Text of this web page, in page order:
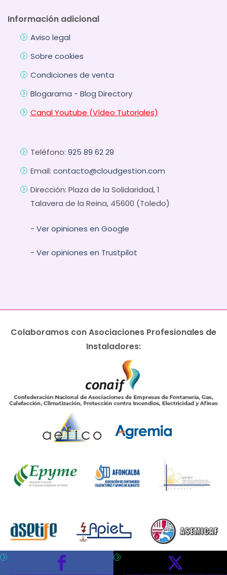
Información adicional
Aviso legal
Sobre cookies
Condiciones de venta
Blogarama - Blog Directory
Canal Youtube (Vídeo Tutoriales)
Teléfono: 925 89 62 29
Email: contacto@cloudgestion.com
Dirección: Plaza de la Solidaridad, 1
Talavera de la Reina, 45600 (Toledo)
- Ver opiniones en Google
- Ver opiniones en Trustpilot
Colaboramos con Asociaciones Profesionales de
Instaladores: